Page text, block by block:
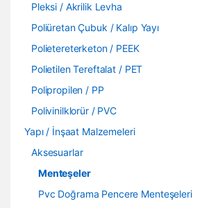
Pleksi / Akrilik Levha
Poliüretan Çubuk / Kalıp Yayı
Polietereterketon / PEEK
Polietilen Tereftalat / PET
Polipropilen / PP
Polivinilklorür / PVC
Yapı / İnşaat Malzemeleri
Aksesuarlar
Menteşeler
Pvc Doğrama Pencere Menteşeleri